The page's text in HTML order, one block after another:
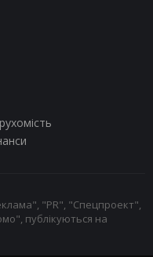
"PR", "Спецпроект",
публікуються на